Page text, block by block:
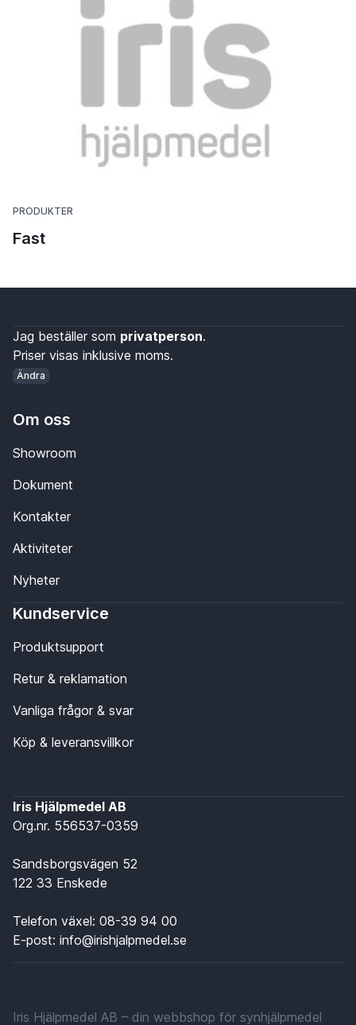
PRODUKTER
Fast
Jag beställer som privatperson.
Priser visas inklusive moms.
Ändra
Om oss
Showroom
Dokument
Kontakter
Aktiviteter
Nyheter
Kundservice
Produktsupport
Retur & reklamation
Vanliga frågor & svar
Köp & leveransvillkor
Iris Hjälpmedel AB
Org.nr. 556537-0359
Sandsborgsvägen 52
122 33 Enskede
Telefon växel: 08-39 94 00
E-post: info@irishjalpmedel.se
Iris Hjälpmedel AB – din webbshop för synhjälpmedel